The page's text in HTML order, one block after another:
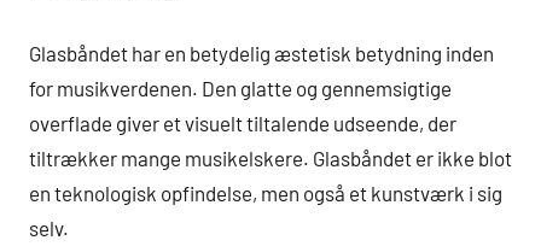
Glasbåndet har en betydelig æstetisk betydning inden
for musikverdenen. Den glatte og gennemsigtige
overflade giver et visuelt tiltalende udseende, der
tiltrækker mange musikelskere. Glasbåndet er ikke blot
en teknologisk opfindelse, men også et kunstværk i sig
selv.